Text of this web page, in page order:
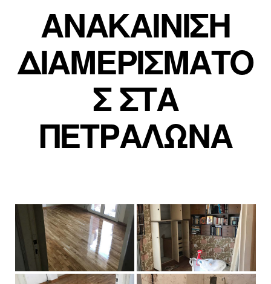
ΑΝΑΚΑΙΝΙΣΗ
ΔΙΑΜΕΡΙΣΜΑΤΟ
Σ ΣΤΑ
ΠΕΤΡΑΛΩΝΑ